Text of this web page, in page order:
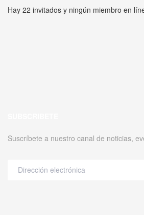
Hay 22 invitados y ningún miembro en
Suscríbete a nuestro canal de noticias,